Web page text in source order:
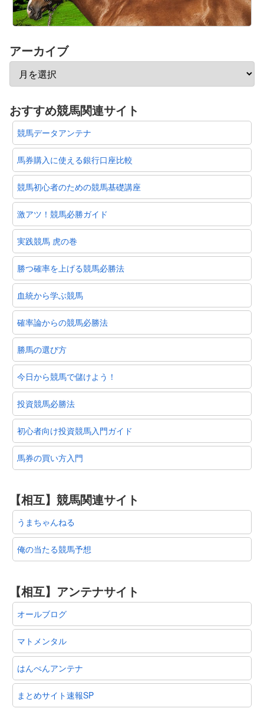
アーカイブ
おすすめ競馬関連サイト
競馬データアンテナ
馬券購入に使える銀行口座比較
競馬初心者のための競馬基礎講座
激アツ！競馬必勝ガイド
実践競馬 虎の巻
勝つ確率を上げる競馬必勝法
血統から学ぶ競馬
確率論からの競馬必勝法
勝馬の選び方
今日から競馬で儲けよう！
投資競馬必勝法
初心者向け投資競馬入門ガイド
馬券の買い方入門
【相互】競馬関連サイト
うまちゃんねる
俺の当たる競馬予想
【相互】アンテナサイト
オールブログ
マトメンタル
はんぺんアンテナ
まとめサイト速報SP